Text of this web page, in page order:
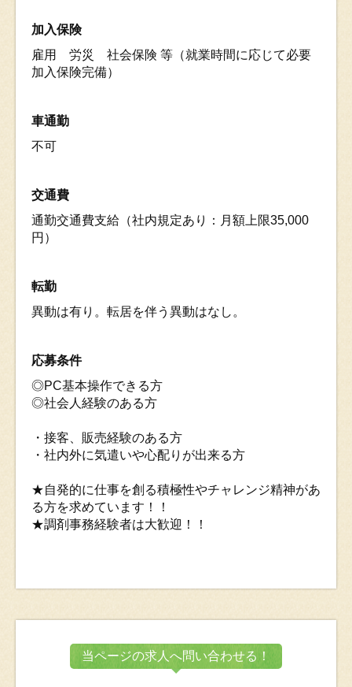
加入保険
雇用 労災 社会保険 等（就業時間に応じて必要
加入保険完備）
車通勤
不可
交通費
通勤交通費支給（社内規定あり：月額上限35,000
円）
転勤
異動は有り。転居を伴う異動はなし。
応募条件
◎PC基本操作できる方
◎社会人経験のある方
・接客、販売経験のある方
・社内外に気遣いや心配りが出来る方
★自発的に仕事を創る積極性やチャレンジ精神があ
る方を求めています！！
★調剤事務経験者は大歓迎！！
当ページの求人へ問い合わせる！